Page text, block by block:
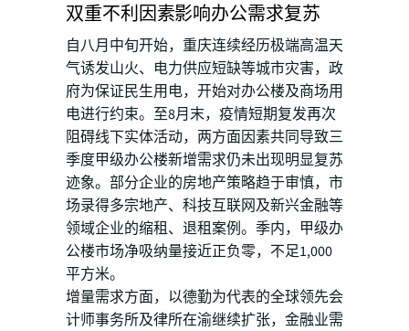
双重不利因素影响办公需求复苏
自八月中旬开始，重庆连续经历极端高温天
气诱发山火、电力供应短缺等城市灾害，政
府为保证民生用电，开始对办公楼及商场用
电进行约束。至8月末，疫情短期复发再次
阻碍线下实体活动，两方面因素共同导致三
季度甲级办公楼新增需求仍未出现明显复苏
迹象。部分企业的房地产策略趋于审慎，市
场录得多宗地产、科技互联网及新兴金融等
领域企业的缩租、退租案例。季内，甲级办
公楼市场净吸纳量接近正负零，不足1,000
平方米。
增量需求方面，以德勤为代表的全球领先会
计师事务所及律所在渝继续扩张，金融业需